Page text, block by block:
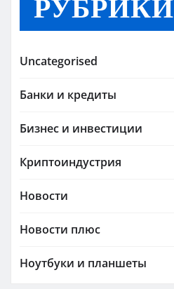
Uncategorised
Банки и кредиты
Бизнес и инвестиции
Криптоиндустрия
Новости
Новости плюс
Ноутбуки и планшеты